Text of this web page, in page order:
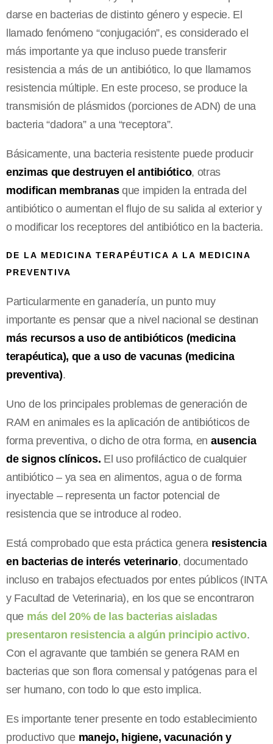
darse en bacterias de distinto género y especie. El
llamado fenómeno “conjugación”, es considerado el
más importante ya que incluso puede transferir
resistencia a más de un antibiótico, lo que llamamos
resistencia múltiple. En este proceso, se produce la
transmisión de plásmidos (porciones de ADN) de una
bacteria “dadora” a una “receptora”.
Básicamente, una bacteria resistente puede producir
enzimas que destruyen el antibiótico, otras
modifican membranasque impiden la entrada del
antibiótico o aumentan el flujo de su salida al exterior y
o modificar los receptores del antibiótico en la bacteria.
DE LA MEDICINA TERAPÉUTICA A LA MEDICINA
PREVENTIVA
Particularmente en ganadería, un punto muy
importante es pensar que a nivel nacional se destinan
más recursos a uso de antibióticos (medicina
terapéutica), que a uso de vacunas (medicina
preventiva).
Uno de los principales problemas de generación de
RAM en animales es la aplicación de antibióticos de
forma preventiva, o dicho de otra forma, en ausencia
de signos clínicos. El uso profiláctico de cualquier
antibiótico – ya sea en alimentos, agua o de forma
inyectable – representa un factor potencial de
resistencia que se introduce al rodeo.
Está comprobado que esta práctica genera resistencia
en bacterias de interés veterinario, documentado
incluso en trabajos efectuados por entes públicos (INTA
y Facultad de Veterinaria), en los que se encontraron
que más del 20% de las bacterias aisladas
presentaron resistencia a algún principio activo.
Con el agravante que también se genera RAM en
bacterias que son flora comensal y patógenas para el
ser humano, con todo lo que esto implica.
Es importante tener presente en todo establecimiento
productivo que manejo, higiene, vacunación y